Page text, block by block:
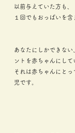
以前与えていた方も、
１回でもおっぱいを含
あなたにしかできな
ントを赤ちゃんにして
それは赤ちゃんにと
児です。